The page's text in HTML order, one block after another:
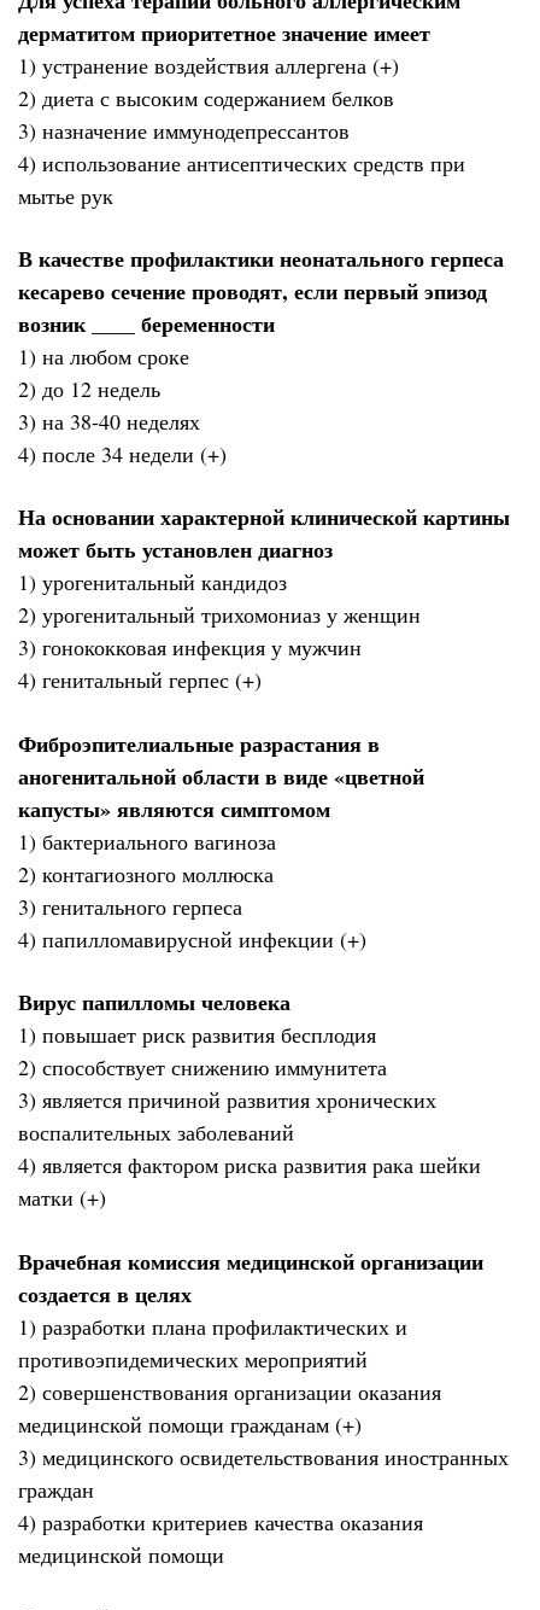
дерматитом приоритетное значение имеет
1) устранение воздействия аллергена (+)
2) диета с высоким содержанием белков
3) назначение иммунодепрессантов
4) использование антисептических средств при
мытье рук
В качестве профилактики неонатального герпеса
кесарево сечение проводят, если первый эпизод
возник ____ беременности
1) на любом сроке
2) до 12 недель
3) на 38-40 неделях
4) после 34 недели (+)
На основании характерной клинической картины
может быть установлен диагноз
1) урогенитальный кандидоз
2) урогенитальный трихомониаз у женщин
3) гонококковая инфекция у мужчин
4) генитальный герпес (+)
Фиброэпителиальные разрастания в
аногенитальной области в виде «цветной
капусты» являются симптомом
1) бактериального вагиноза
2) контагиозного моллюска
3) генитального герпеса
4) папилломавирусной инфекции (+)
Вирус папилломы человека
1) повышает риск развития бесплодия
2) способствует снижению иммунитета
3) является причиной развития хронических
воспалительных заболеваний
4) является фактором риска развития рака шейки
матки (+)
Врачебная комиссия медицинской организации
создается в целях
1) разработки плана профилактических и
противоэпидемических мероприятий
2) совершенствования организации оказания
медицинской помощи гражданам (+)
3) медицинского освидетельствования иностранных
граждан
4) разработки критериев качества оказания
медицинской помощи